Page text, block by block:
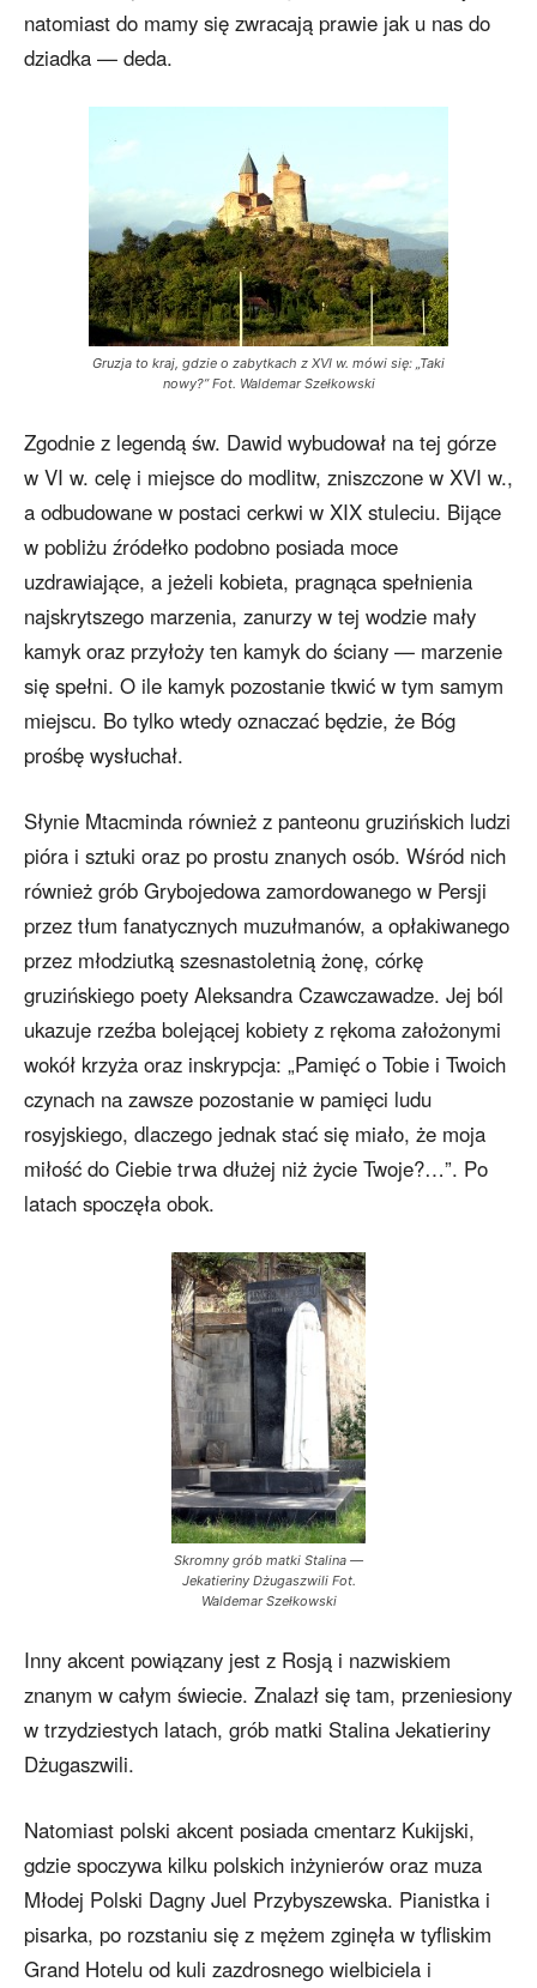
natomiast do mamy się zwracają prawie jak u nas do
dziadka — deda.
Gruzja to kraj, gdzie o zabytkach z XVI w. mówi się: „Taki
nowy?” Fot. Waldemar Szełkowski
Zgodnie z legendą św. Dawid wybudował na tej górze
w VI w. celę i miejsce do modlitw, zniszczone w XVI w.,
a odbudowane w postaci cerkwi w XIX stuleciu. Bijące
w pobliżu źródełko podobno posiada moce
uzdrawiające, a jeżeli kobieta, pragnąca spełnienia
najskrytszego marzenia, zanurzy w tej wodzie mały
kamyk oraz przyłoży ten kamyk do ściany — marzenie
się spełni. O ile kamyk pozostanie tkwić w tym samym
miejscu. Bo tylko wtedy oznaczać będzie, że Bóg
prośbę wysłuchał.
Słynie Mtacminda również z panteonu gruzińskich ludzi
pióra i sztuki oraz po prostu znanych osób. Wśród nich
również grób Grybojedowa zamordowanego w Persji
przez tłum fanatycznych muzułmanów, a opłakiwanego
przez młodziutką szesnastoletnią żonę, córkę
gruzińskiego poety Aleksandra Czawczawadze. Jej ból
ukazuje rzeźba bolejącej kobiety z rękoma założonymi
wokół krzyża oraz inskrypcja: „Pamięć o Tobie i Twoich
czynach na zawsze pozostanie w pamięci ludu
rosyjskiego, dlaczego jednak stać się miało, że moja
miłość do Ciebie trwa dłużej niż życie Twoje?…”. Po
latach spoczęła obok.
Skromny grób matki Stalina —
Jekatieriny Dżugaszwili Fot.
Waldemar Szełkowski
Inny akcent powiązany jest z Rosją i nazwiskiem
znanym w całym świecie. Znalazł się tam, przeniesiony
w trzydziestych latach, grób matki Stalina Jekatieriny
Dżugaszwili.
Natomiast polski akcent posiada cmentarz Kukijski,
gdzie spoczywa kilku polskich inżynierów oraz muza
Młodej Polski Dagny Juel Przybyszewska. Pianistka i
pisarka, po rozstaniu się z mężem zginęła w tyfliskim
Grand Hotelu od kuli zazdrosnego wielbiciela i